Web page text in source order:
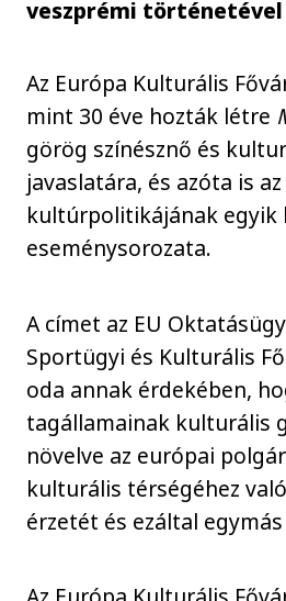
veszprémi
Az Európa Kulturális
mint 30 éve hozták létre
görög színésznő és
javaslatára, és azóta is az
kultúrpolitikájának egyik
eseménysorozata.
A címet az EU
Sportügyi és Kulturális
oda annak érdekében,
tagállamainak kulturális
növelve az európai
kulturális térségéhez
érzetét és ezáltal